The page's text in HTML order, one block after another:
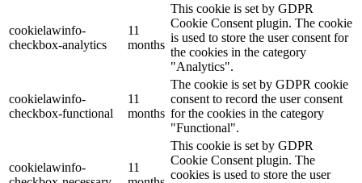
cookielawinfo-
checkbox-analytics
11
months
This cookie is set by GDPR
Cookie Consent plugin. The cookie
is used to store the user consent for
the cookies in the category
"Analytics".
cookielawinfo-
checkbox-functional
11
months
The cookie is set by GDPR cookie
consent to record the user consent
for the cookies in the category
"Functional".
cookielawinfo-
11
This cookie is set by GDPR
Cookie Consent plugin. The
cookies is used to store the user